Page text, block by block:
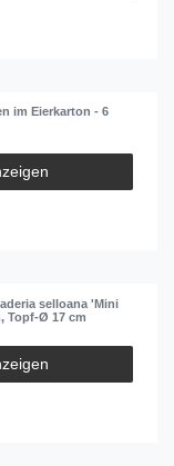
im Eierkarton - 6
selloana 'Mini
Topf-Ø 17 cm